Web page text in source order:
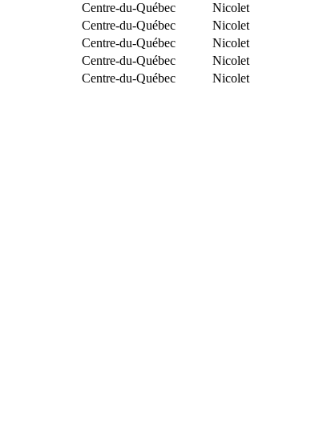
Centre-du-Québec
Nicolet
Centre-du-Québec
Nicolet
Centre-du-Québec
Nicolet
Centre-du-Québec
Nicolet
Centre-du-Québec Nicolet